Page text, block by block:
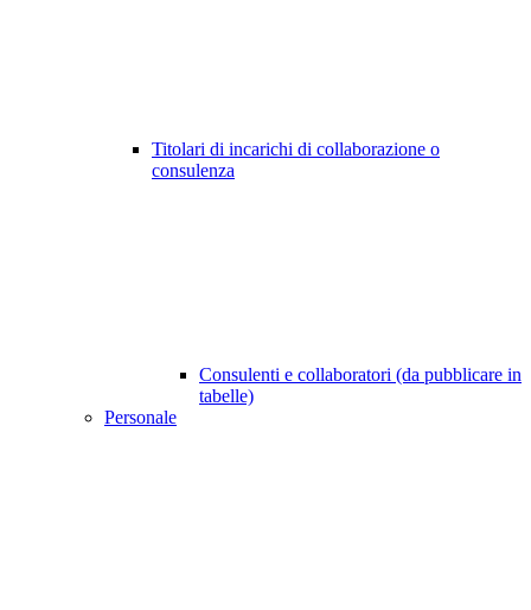
Titolari di incarichi di collaborazione o
consulenza
Consulenti e collaboratori (da pubblicare in
tabelle)
Personale